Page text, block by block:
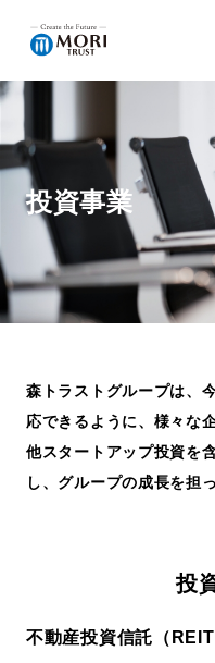
企業情報
ニュース
事業内容
プロジェクト
サステナビ
日本語
投資事業
森トラストグループは、
応できるように、 様々な
他スタートアップ投資を
し、グループの成長を担
投
不動産投資信託（REIT